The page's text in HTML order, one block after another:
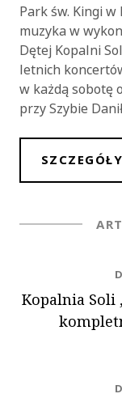
Park św. Kingi
muzyka w
Dętej Kopalni
letnich
w każdą sobotę
przy Szybie
SZCZEGÓŁY
Kopalnia Soli